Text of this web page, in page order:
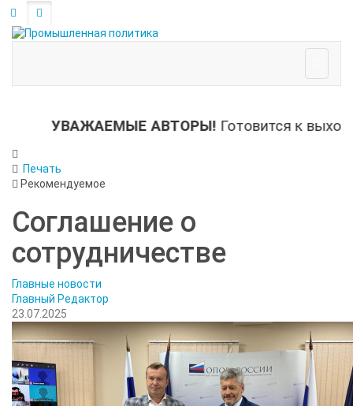
УВАЖАЕМЫЕ АВТОРЫ!Готовится к выходу
Печать
Рекомендуемое
Соглашение о
сотрудничестве
Главные новости
Главный Редактор
23.07.2025